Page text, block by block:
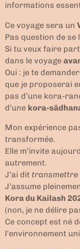
informations
Ce voyage sera un
Pas question de
Si tu veux faire
dans le voyage
Oui : je te
que je proposerai
pas d’une kora-
d’une kora-
Mon expérience
transformée.
Elle m’invite
autrement.
J’ai dit transmettre
J’assume
Kora du Kailash
(non, je ne délire
Ce concept est né
l’environnement